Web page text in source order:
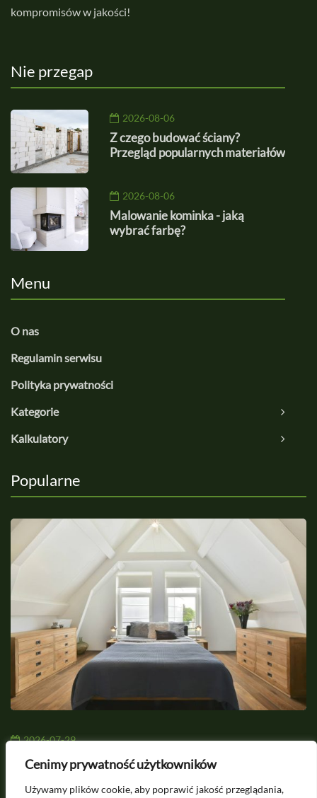
Cenimy prywatność użytkowników
Używamy plików cookie, aby poprawić jakość przeglądania,
kompromisów w jakości!
Nie przegap
2026-08-06
Z czego budować ściany?
Przegląd popularnych materiałów
2026-08-06
Malowanie kominka - jaką
wybrać farbę?
Menu
O nas
Regulamin serwisu
Polityka prywatności
Kategorie
Kalkulatory
Popularne
2026-07-29
Romantyczna sypialnia na poddaszu - Jak